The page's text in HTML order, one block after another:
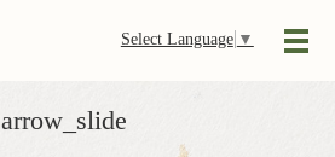
Select Language ▼
メ
arrow_slide